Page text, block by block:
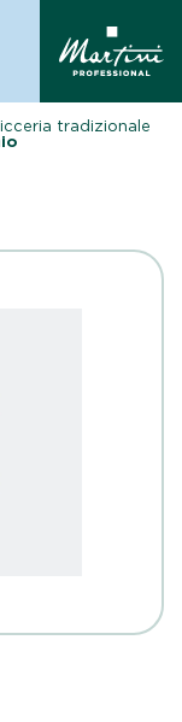
tradizionale